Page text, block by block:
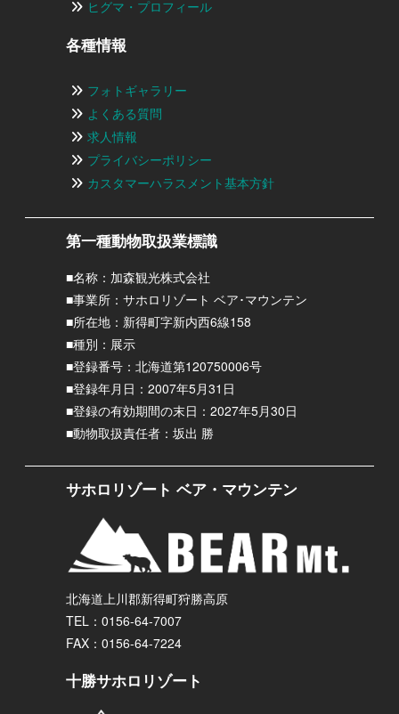
ヒグマ・プロフィール
各種情報
フォトギャラリー
よくある質問
求人情報
プライバシーポリシー
カスタマーハラスメント基本方針
第一種動物取扱業標識
■名称：加森観光株式会社
■事業所：サホロリゾート ベア･マウンテン
■所在地：新得町字新内西6線158
■種別：展示
■登録番号：北海道第120750006号
■登録年月日：2007年5月31日
■登録の有効期間の末日：2027年5月30日
■動物取扱責任者：坂出 勝
サホロリゾート ベア・マウンテン
北海道上川郡新得町狩勝高原
TEL：0156-64-7007
FAX：0156-64-7224
十勝サホロリゾート